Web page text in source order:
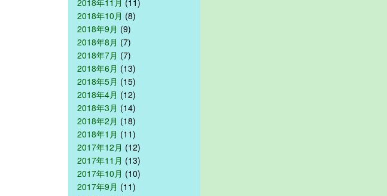
2018年10月 (8)
2018年9月 (9)
2018年8月 (7)
2018年7月 (7)
2018年6月 (13)
2018年5月 (15)
2018年4月 (12)
2018年3月 (14)
2018年2月 (18)
2018年1月 (11)
2017年12月 (12)
2017年11月 (13)
2017年10月 (10)
2017年9月 (11)